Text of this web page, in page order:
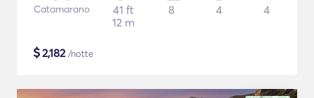
Catamarano
41 ft
12 m
8 4 4
$2,182/notte